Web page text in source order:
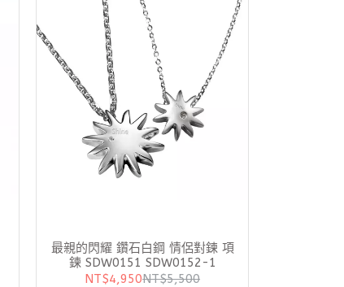
最親的閃耀 鑽石白鋼 情侶對鍊 項
鍊 SDW0151 SDW0152-1
NT$4,950NT$5,500